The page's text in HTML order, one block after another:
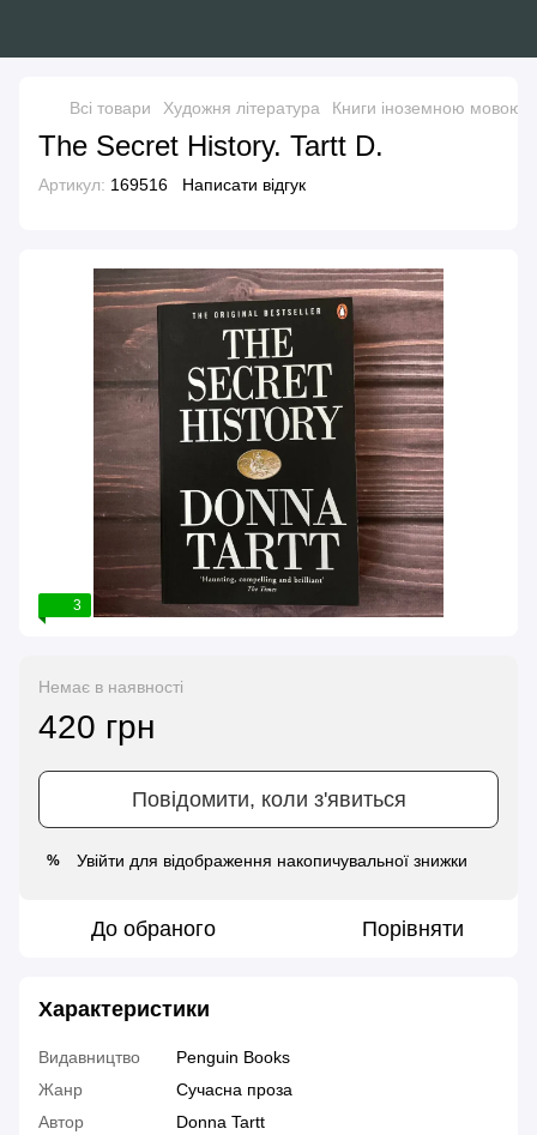
Всі товари Художня література Книги іноземною мовою
The Secret History. Tartt D.
Артикул: 169516 Написати відгук
3
Немає в наявності
420 грн
Повідомити, коли з'явиться
% Увійти для відображення накопичувальної знижки
До обраного Порівняти
Характеристики
Видавництво
Penguin Books
Жанр
Сучасна проза
Автор
Donna Tartt